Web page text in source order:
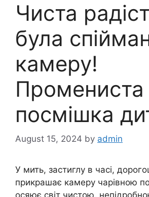
Чиста
була
камеру!
Промениста
посмішка
August 15, 2024 by admin
У мить, застиглу в часі,
прикрашає камеру чарівною